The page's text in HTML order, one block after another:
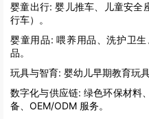
婴童出行: 婴儿推车、儿童安全
行车）。
婴童用品: 喂养用品、洗护卫
品。
玩具与智育: 婴幼儿早期教育玩
数字化与供应链: 绿色环保材料
备、OEM/ODM 服务。